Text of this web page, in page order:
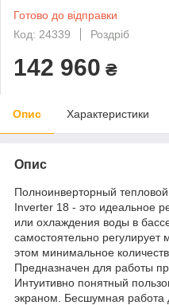
Готово до відправки
Код: 24339
Роздріб
142 960 ₴
Опис Характеристики
Опис
Полноинверторный
Inverter 18 - это идеальное
или охлаждения воды в
самостоятельно
этом минимальное
Предназначен для работы
Интуитивно понятный
экраном. Бесшумная работа